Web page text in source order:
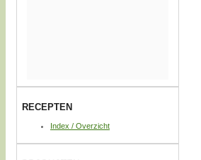
RECEPTEN
Index / Overzicht